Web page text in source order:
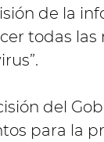
de la
todas
del
para la